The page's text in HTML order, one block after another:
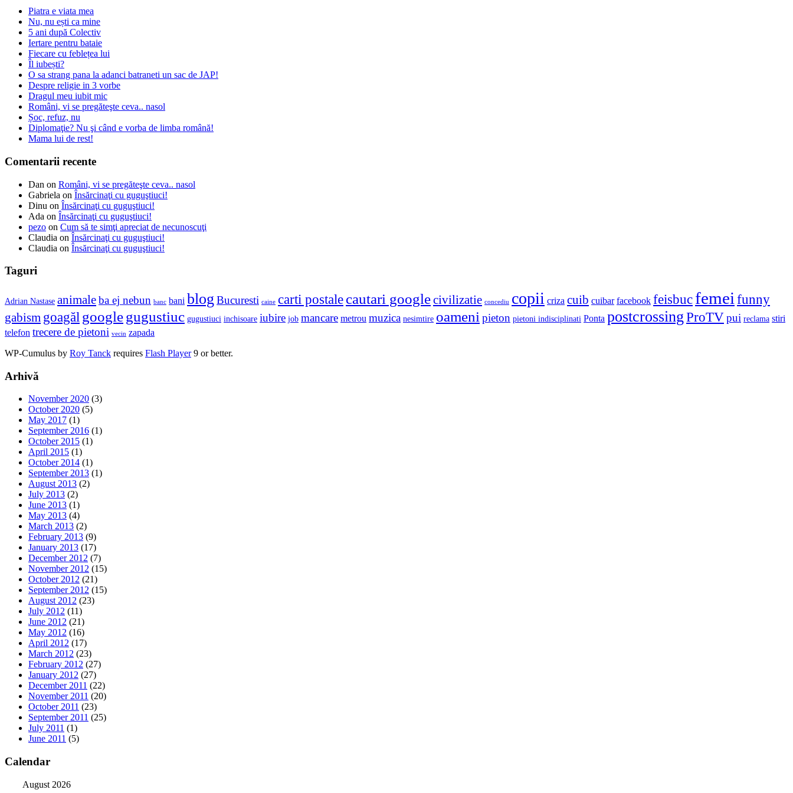
Piatra e viata mea
Nu, nu ești ca mine
5 ani după Colectiv
Iertare pentru bataie
Fiecare cu feblețea lui
Îl iubești?
O sa strang pana la adanci batraneti un sac de JAP!
Despre religie in 3 vorbe
Dragul meu iubit mic
Români, vi se pregăteşte ceva.. nasol
Șoc, refuz, nu
Diplomaţie? Nu şi când e vorba de limba română!
Mama lui de rest!
Comentarii recente
Dan on Români, vi se pregăteşte ceva.. nasol
Gabriela on Însărcinaţi cu guguştiuci!
Dinu on Însărcinaţi cu guguştiuci!
Ada on Însărcinaţi cu guguştiuci!
pezo on Cum să te simţi apreciat de necunoscuţi
Claudia on Însărcinaţi cu guguştiuci!
Claudia on Însărcinaţi cu guguştiuci!
Taguri
Adrian Nastase animaleba ej nebun banc bani blog Bucuresti caine carti postale cautari googlecivilizatie concediu copii criza cuib cuibar facebook feisbuc femei funny
gabism goagăl googlegugustiuc gugustiuci inchisoare iubire job mancare metrou muzica nesimtire oameni pieton pietoni indisciplinati Ponta postcrossing ProTVpui reclama stiri
telefon trecere de pietoni vecin zapada
WP-Cumulus by Roy Tanck requires Flash Player9 or better.
Arhivă
November 2020 (3)
October 2020 (5)
May 2017 (1)
September 2016 (1)
October 2015 (1)
April 2015 (1)
October 2014 (1)
September 2013 (1)
August 2013 (2)
July 2013 (2)
June 2013 (1)
May 2013 (4)
March 2013 (2)
February 2013 (9)
January 2013 (17)
December 2012 (7)
November 2012 (15)
October 2012 (21)
September 2012 (15)
August 2012 (23)
July 2012 (11)
June 2012 (21)
May 2012 (16)
April 2012 (17)
March 2012 (23)
February 2012 (27)
January 2012 (27)
December 2011 (22)
November 2011 (20)
October 2011 (23)
September 2011 (25)
July 2011 (1)
June 2011 (5)
Calendar
August 2026